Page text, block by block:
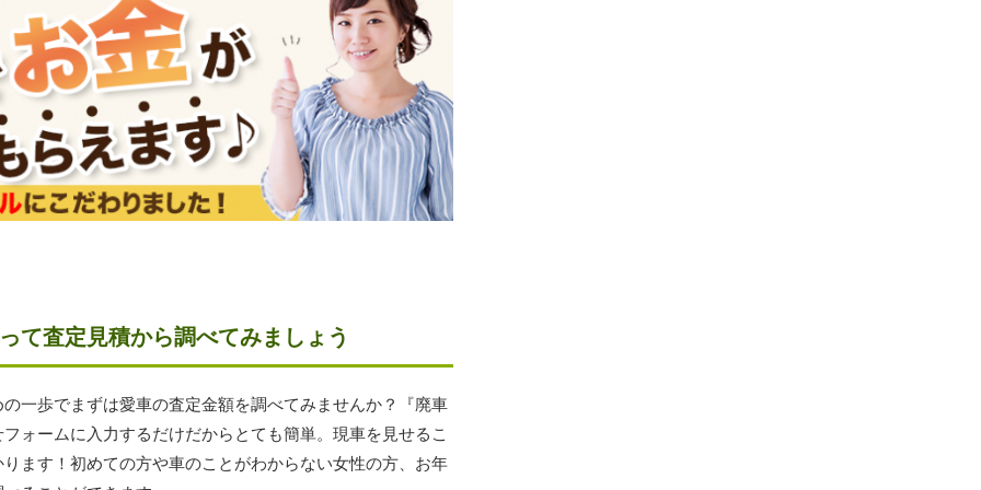
て査定見積から調べてみましょう
一歩でまずは愛車の査定金額を調べてみませんか？『廃車
ォームに入力するだけだからとても簡単。現車を見せるこ
ます！初めての方や車のことがわからない女性の方、お年